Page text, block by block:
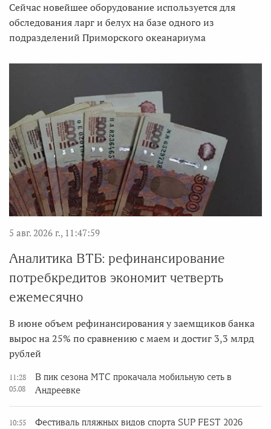
Сейчас новейшее оборудование используется для
обследования ларг и белух на базе одного из
подразделений Приморского океанариума
5 авг. 2026 г., 11:47:59
Аналитика ВТБ: рефинансирование
потребкредитов экономит четверть
ежемесячно
В июне объем рефинансирования у заемщиков банка
вырос на 25% по сравнению с маем и достиг 3,3 млрд
рублей
11:28
05.08
В пик сезона МТС прокачала мобильную сеть в
Андреевке
10:55
Фестиваль пляжных видов спорта SUP FEST 2026